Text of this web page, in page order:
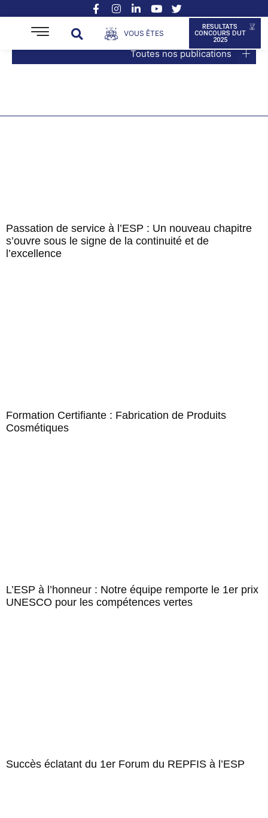
VOUS ÊTES
RESULTATS
CONCOURS DUT
2025
Toutes nos publications
Passation de service à l’ESP : Un nouveau chapitre
s’ouvre sous le signe de la continuité et de
l’excellence
Formation Certifiante : Fabrication de Produits
Cosmétiques
L’ESP à l’honneur : Notre équipe remporte le 1er prix
UNESCO pour les compétences vertes
Succès éclatant du 1er Forum du REPFIS à l’ESP